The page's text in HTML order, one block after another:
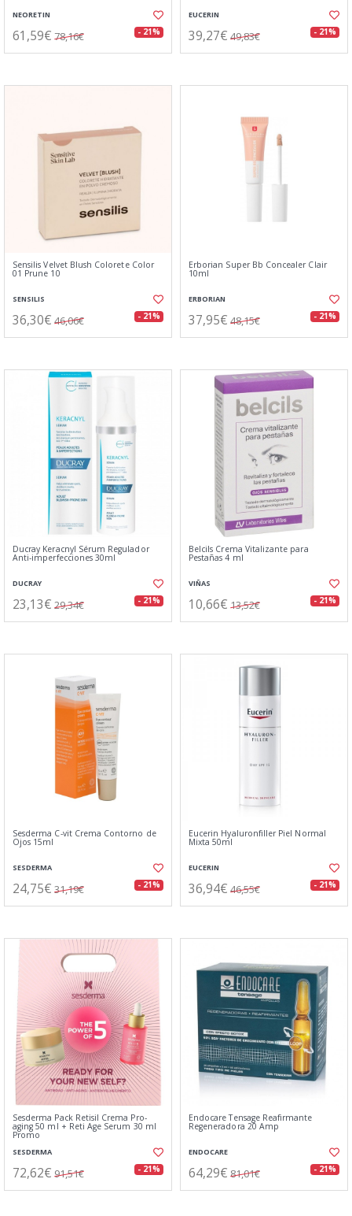
NEORETIN
61,59€ 78,16€ - 21%
EUCERIN
39,27€ 49,83€ - 21%
Sensilis Velvet Blush Colorete Color
01 Prune 10
SENSILIS
36,30€ 46,06€ - 21%
Erborian Super Bb Concealer Clair
10ml
ERBORIAN
37,95€ 48,15€ - 21%
Ducray Keracnyl Sérum Regulador
Anti-imperfecciones 30ml
DUCRAY
23,13€ 29,34€ - 21%
Belcils Crema Vitalizante para
Pestañas 4 ml
VIÑAS
10,66€ 13,52€ - 21%
Sesderma C-vit Crema Contorno de
Ojos 15ml
SESDERMA
24,75€ 31,19€ - 21%
Eucerin Hyaluronfiller Piel Normal
Mixta 50ml
EUCERIN
36,94€ 46,55€ - 21%
Sesderma Pack Retisil Crema Pro-
aging 50 ml + Reti Age Serum 30 ml
Promo
SESDERMA
72,62€ 91,51€ - 21%
Endocare Tensage Reafirmante
Regeneradora 20 Amp
ENDOCARE
64,29€ 81,01€ - 21%